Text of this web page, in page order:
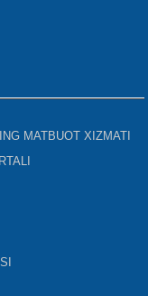
MATBUOT XIZMATI